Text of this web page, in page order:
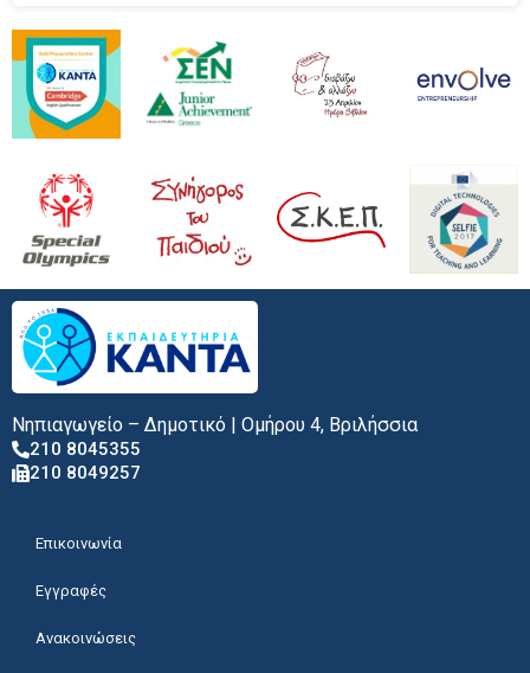
Νηπιαγωγείο – Δημοτικό | Ομήρου 4, Βριλήσσια
210 8045355
210 8049257
Επικοινωνία
Εγγραφές
Ανακοινώσεις